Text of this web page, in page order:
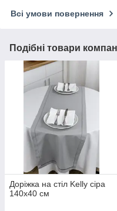
Всі умови повернення
Подібні товари
Доріжка на стіл Kelly сіра
140х40 см